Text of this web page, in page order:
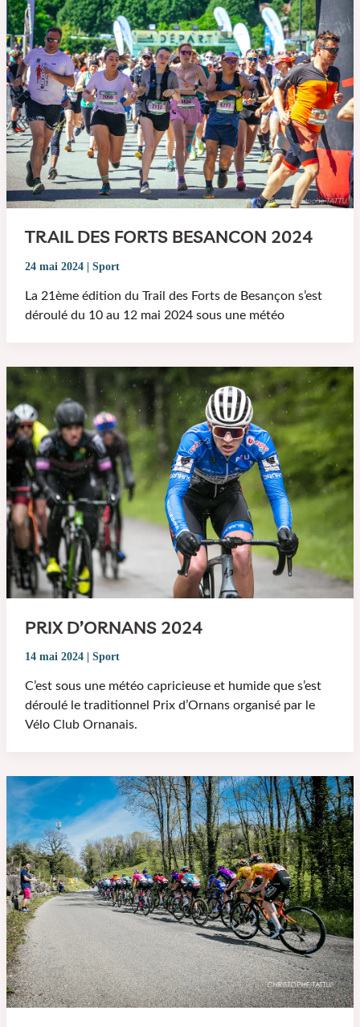
TRAIL DES FORTS BESANCON 2024
24 mai 2024 | Sport
La 21ème édition du Trail des Forts de Besançon s’est
déroulé du 10 au 12 mai 2024 sous une météo
PRIX D’ORNANS 2024
14 mai 2024 Sport
C’est sous une météo capricieuse et humide que s’est
déroulé le traditionnel Prix d’Ornans organisé par le
Vélo Club Ornanais.